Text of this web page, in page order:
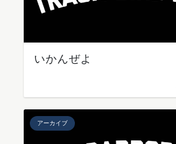
いかんぜよ
アーカイブ